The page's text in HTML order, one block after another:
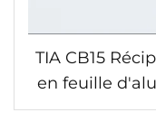
TIA CB15
en feuille
12